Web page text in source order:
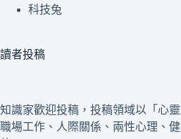
科技兔
讀者投稿
知識家歡迎投稿，投稿領域以「心
職場工作、人際關係、兩性心理、